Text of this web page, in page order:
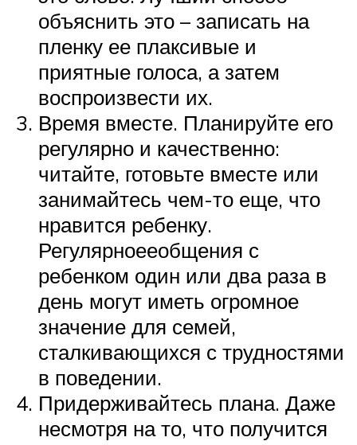
объяснить это – записать на
пленку ее плаксивые и
приятные голоса, а затем
воспроизвести их.
Время вместе. Планируйте его
регулярно и качественно:
читайте, готовьте вместе или
занимайтесь чем-то еще, что
нравится ребенку.
Регулярноееобщения с
ребенком один или два раза в
день могут иметь огромное
значение для семей,
сталкивающихся с трудностями
в поведении.
Придерживайтесь плана. Даже
несмотря на то, что получится